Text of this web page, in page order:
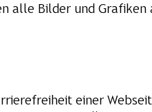
alle Bilder und Grafiken
einer